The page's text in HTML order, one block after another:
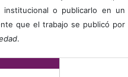
o publicarlo en un
que el trabajo se publicó por
.